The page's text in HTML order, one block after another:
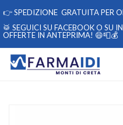
👉SPEDIZIONE GRATUITA PER
🥁 SEGUICI SU FACEBOOKO SU
OFFERTE IN ANTEPRIMA! 😄📮💰